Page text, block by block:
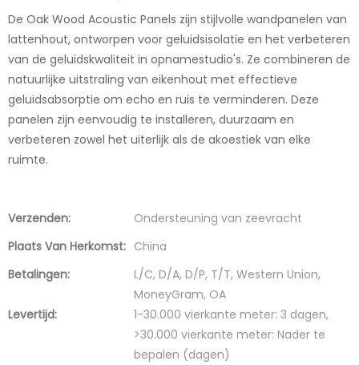
De Oak Wood Acoustic Panels zijn stijlvolle wandpanelen van
lattenhout, ontworpen voor geluidsisolatie en het verbeteren
van de geluidskwaliteit in opnamestudio's. Ze combineren de
natuurlijke uitstraling van eikenhout met effectieve
geluidsabsorptie om echo en ruis te verminderen. Deze
panelen zijn eenvoudig te installeren, duurzaam en
verbeteren zowel het uiterlijk als de akoestiek van elke
ruimte.
Verzenden:
Ondersteuning van zeevracht
Plaats Van Herkomst: China
Betalingen:
L/C, D/A, D/P, T/T, Western Union,
MoneyGram, OA
Levertijd:
1-30.000 vierkante meter: 3 dagen,
>30.000 vierkante meter: Nader te
bepalen (dagen)